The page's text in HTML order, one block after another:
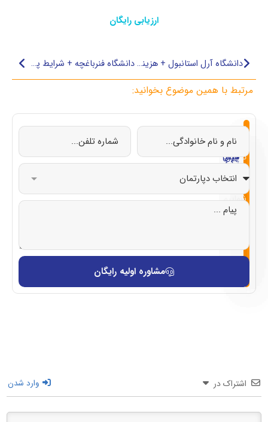
ارزیابی رایگان
دانشگاه آرل استانبول + هزینه‌ها، مدارک و شرایط پذیرش دانشگاه فنرباغچه + شرایط پذیرش، هزینه و خوابگاه
مرتبط با همین موضوع بخوانید:
از
صفر
تا
با
شماییم
تحصیل
ترکیه
در
ایتالیا
در
چین
در
قبرس
مشاوره اولیه رایگان
اشتراک در وارد شدن